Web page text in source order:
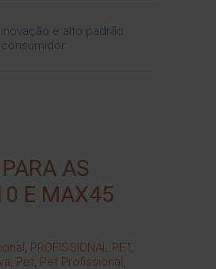
e alto padrão.
AS
E MAX45
PROFISSIONAL PET,
Pet Pet Profissional